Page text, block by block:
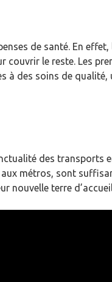
de santé. En
couvrir le reste. Les
à des soins de
des transports
métros, sont
nouvelle terre